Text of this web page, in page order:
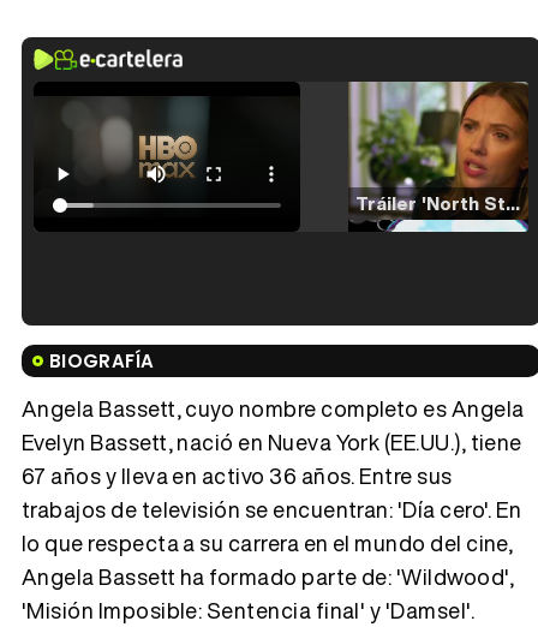
Tráiler 'North Star' (2023)
Tráiler en español de 'La isla olvidada'
BIOGRAFÍA
Angela Bassett, cuyo nombre completo es Angela
Evelyn Bassett, nació en Nueva York (EE.UU.), tiene
67 años y lleva en activo 36 años. Entre sus
trabajos de televisión se encuentran: 'Día cero'. En
lo que respecta a su carrera en el mundo del cine,
Angela Bassett ha formado parte de: 'Wildwood',
'Misión Imposible: Sentencia final' y 'Damsel'.